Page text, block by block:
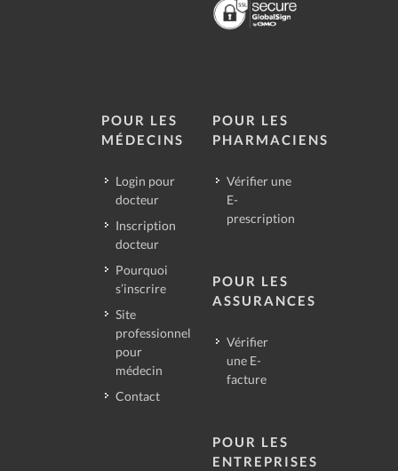
POUR LES
MÉDECINS
Login pour
docteur
Inscription
docteur
Pourquoi
s’inscrire
Site
professionnel
pour
médecin
Contact
POUR LES
PHARMACIENS
Vérifier une
E-
prescription
POUR LES
ASSURANCES
Vérifier
une E-
facture
POUR LES
ENTREPRISES